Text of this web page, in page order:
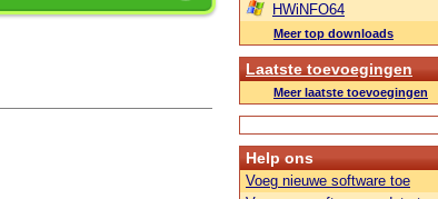
HWiNFO64
Meer top downloads
Laatste toevoegingen
Meer laatste toevoegingen
Help ons
Voeg nieuwe software toe